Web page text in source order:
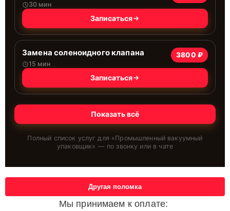
30 мин
Записаться
Замена соленоидного клапана
15 мин
3800 ₽
Записаться
Показать всё
Полный список услуг для «Промышленный вакуумный
упаковщик» — по звонку или в чате
Мы принимаем к оплате:
Другая поломка